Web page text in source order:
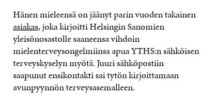
Hänen mieleensä on jäänyt parin vuoden takainen
asiakas, joka kirjoitti Helsingin Sanomien
yleisönosastolle saaneensa vihdoin
mielenterveysongelmiinsa apua YTHS:n sähköisen
terveyskyselyn myötä. Juuri sähköpostiin
saapunut ensikontakti sai tytön kirjoittamaan
avunpyynnön terveysasemalleen.